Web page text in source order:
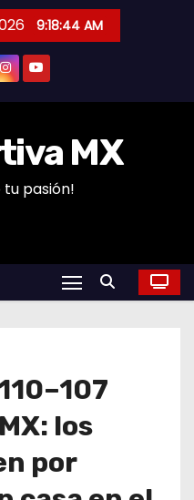
9:18:45 AM
MX
tu pasión!
los
por